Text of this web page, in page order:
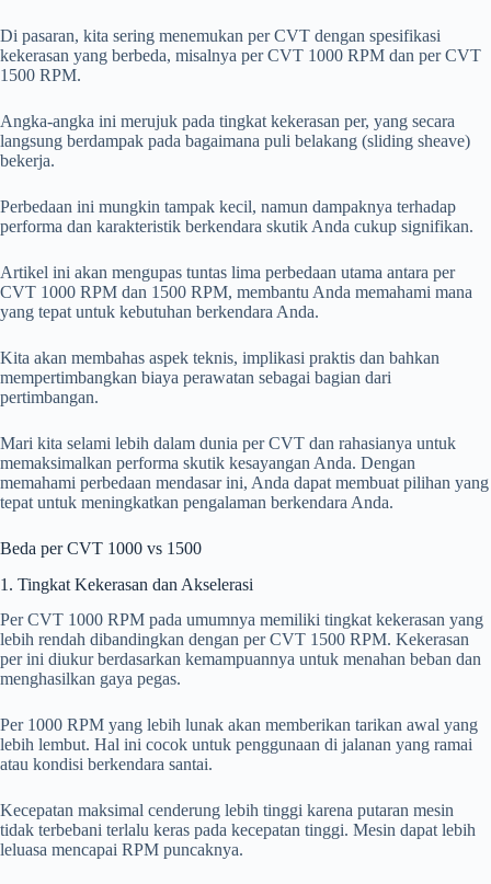
Di pasaran, kita sering menemukan per CVT dengan spesifikasi
kekerasan yang berbeda, misalnya per CVT 1000 RPM dan per CVT
1500 RPM.
Angka-angka ini merujuk pada tingkat kekerasan per, yang secara
langsung berdampak pada bagaimana puli belakang (sliding sheave)
bekerja.
Perbedaan ini mungkin tampak kecil, namun dampaknya terhadap
performa dan karakteristik berkendara skutik Anda cukup signifikan.
Artikel ini akan mengupas tuntas lima perbedaan utama antara per
CVT 1000 RPM dan 1500 RPM, membantu Anda memahami mana
yang tepat untuk kebutuhan berkendara Anda.
Kita akan membahas aspek teknis, implikasi praktis dan bahkan
mempertimbangkan biaya perawatan sebagai bagian dari
pertimbangan.
Mari kita selami lebih dalam dunia per CVT dan rahasianya untuk
memaksimalkan performa skutik kesayangan Anda. Dengan
memahami perbedaan mendasar ini, Anda dapat membuat pilihan yang
tepat untuk meningkatkan pengalaman berkendara Anda.
Beda per CVT 1000 vs 1500
1. Tingkat Kekerasan dan Akselerasi
Per CVT 1000 RPM pada umumnya memiliki tingkat kekerasan yang
lebih rendah dibandingkan dengan per CVT 1500 RPM. Kekerasan
per ini diukur berdasarkan kemampuannya untuk menahan beban dan
menghasilkan gaya pegas.
Per 1000 RPM yang lebih lunak akan memberikan tarikan awal yang
lebih lembut. Hal ini cocok untuk penggunaan di jalanan yang ramai
atau kondisi berkendara santai.
Kecepatan maksimal cenderung lebih tinggi karena putaran mesin
tidak terbebani terlalu keras pada kecepatan tinggi. Mesin dapat lebih
leluasa mencapai RPM puncaknya.